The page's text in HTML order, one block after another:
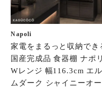
Napoli
家電をまるっと収納でき
国産完成品 食器棚 ナポリ
Wレンジ 幅116.3cm エル
ムダーク シャイニーオー